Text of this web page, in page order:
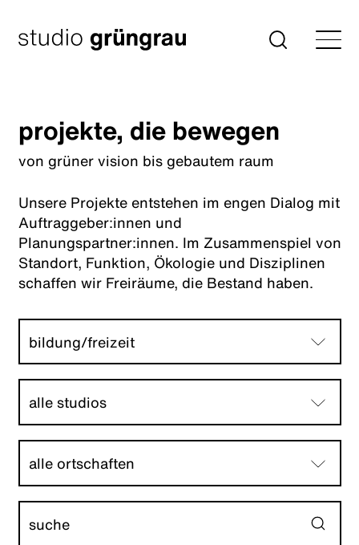
Inhalt
springen
Startseite Suche
projekte, die bewegen
von grüner vision bis gebautem raum
Unsere Projekte entstehen im engen Dialog mit
Auftraggeber:innen und
Planungspartner:innen. Im Zusammenspiel von
Standort, Funktion, Ökologie und Disziplinen
schaffen wir Freiräume, die Bestand haben.